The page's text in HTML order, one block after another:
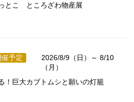
とこ ところざわ物産展
催予定
2026/8/9（日）～ 8/10
（月）
！巨大カブトムシと願いの灯籠